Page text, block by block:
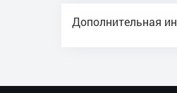
Дополнительная